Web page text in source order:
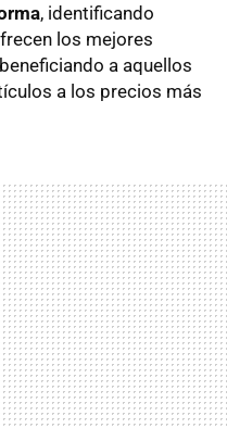
, identificando
los mejores
a aquellos
a los precios más